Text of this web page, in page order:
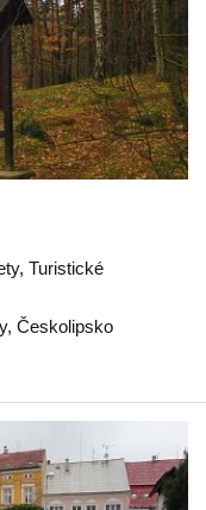
Turistické
, Českolipsko